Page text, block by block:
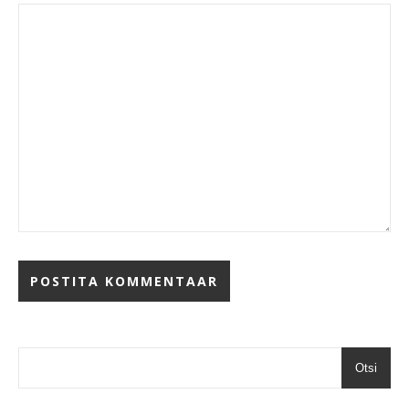
Otsi